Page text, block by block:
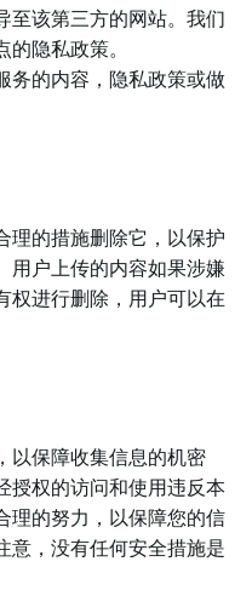
至该第三方的网站。我们
隐私政策。
务的内容，隐私政策或做
理的措施删除它，以保护
用户上传的内容如果涉嫌
权进行删除，用户可以在
以保障收集信息的机密
授权的访问和使用违反本
理的努力，以保障您的信
意，没有任何安全措施是